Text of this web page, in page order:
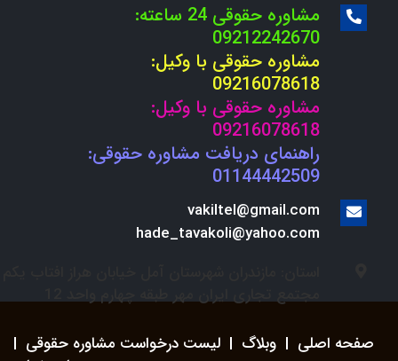
مشاوره حقوقی 24 ساعته:
09212242670
مشاوره حقوقی با وکیل:
09216078618
مشاوره حقوقی با وکیل:
09216078618
راهنمای دریافت مشاوره حقوقی:
01144442509
vakiltel@gmail.com
hade_tavakoli@yahoo.com
صفحه اصلی | وبلاگ | لیست درخواست مشاوره حقوقی |